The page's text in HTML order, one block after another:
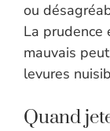
ou
La prudence
mauvais
levures
Quand